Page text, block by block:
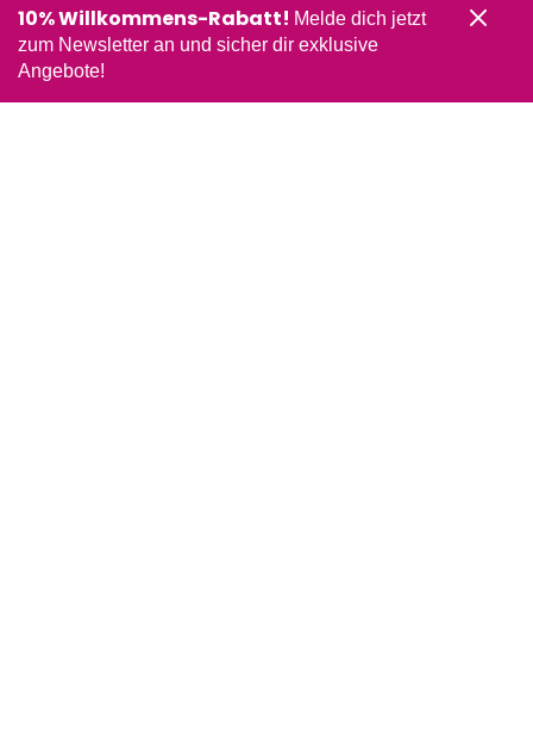
10% Willkommens-Rabatt! Melde dich jetzt
zum Newsletter an und sicher dir exklusive
Angebote!